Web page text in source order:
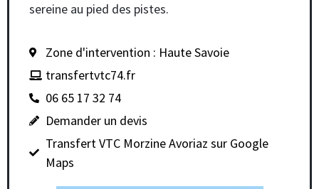
sereine au pied des pistes.
Zone d'intervention : Haute Savoie
transfertvtc74.fr
06 65 17 32 74
Demander un devis
Transfert VTC Morzine Avoriaz sur Google
Maps